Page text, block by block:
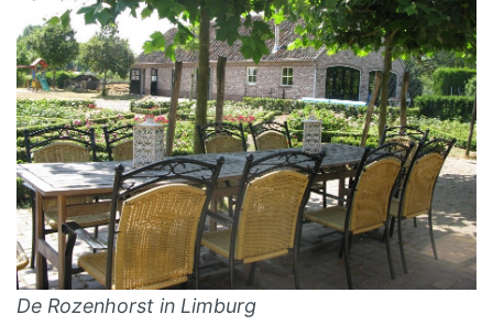
De Rozenhorst in Limburg